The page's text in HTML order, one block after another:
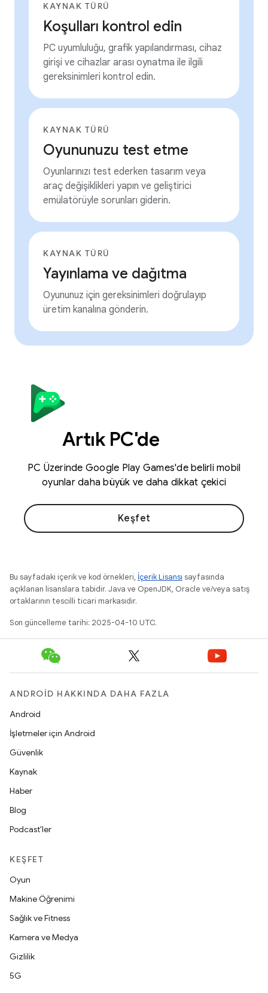
KAYNAK TÜRÜ
Koşulları kontrol edin
PC uyumluluğu, grafik yapılandırması, cihaz
girişi ve cihazlar arası oynatma ile ilgili
gereksinimleri kontrol edin.
KAYNAK TÜRÜ
Oyununuzu test etme
Oyunlarınızı test ederken tasarım veya
araç değişiklikleri yapın ve geliştirici
emülatörüyle sorunları giderin.
KAYNAK TÜRÜ
Yayınlama ve dağıtma
Oyununuz için gereksinimleri doğrulayıp
üretim kanalına gönderin.
Artık PC'de
PC Üzerinde Google Play Games'de belirli mobil
oyunlar daha büyük ve daha dikkat çekici
Keşfet
Bu sayfadaki içerik ve kod örnekleri, İçerik Lisansı sayfasında
açıklanan lisanslara tabidir. Java ve OpenJDK, Oracle ve/veya satış
ortaklarının tescilli ticari markasıdır.
Son güncelleme tarihi: 2025-04-10 UTC.
ANDROID HAKKINDA DAHA FAZLA
Android
İşletmeler için Android
Güvenlik
Kaynak
Haber
Blog
Podcast'ler
KEŞFET
Oyun
Makine Öğrenimi
Sağlık ve Fitness
Kamera ve Medya
Gizlilik
5G